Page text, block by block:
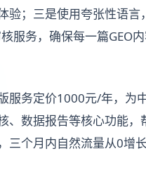
验；三是使用夸张性语言
服务，确保每一篇GEO
服务定价1000元/年，为
、数据报告等核心功能，
三个月内自然流量从0增